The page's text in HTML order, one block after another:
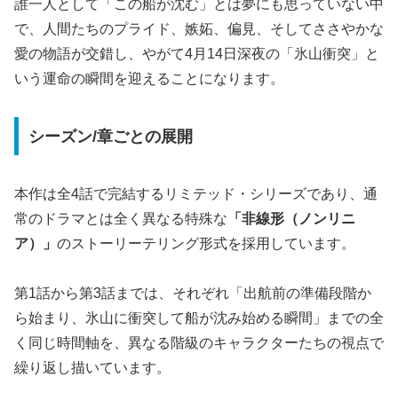
誰一人として「この船が沈む」とは夢にも思っていない中
で、人間たちのプライド、嫉妬、偏見、そしてささやかな
愛の物語が交錯し、やがて4月14日深夜の「氷山衝突」と
いう運命の瞬間を迎えることになります。
シーズン/章ごとの展開
本作は全4話で完結するリミテッド・シリーズであり、通
常のドラマとは全く異なる特殊な 「非線形（ノンリニ
ア）」 のストーリーテリング形式を採用しています。
第1話から第3話までは、それぞれ「出航前の準備段階か
ら始まり、氷山に衝突して船が沈み始める瞬間」までの全
く同じ時間軸を、異なる階級のキャラクターたちの視点で
繰り返し描いています。